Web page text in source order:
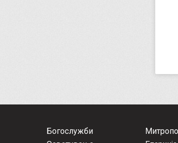
Богослужби